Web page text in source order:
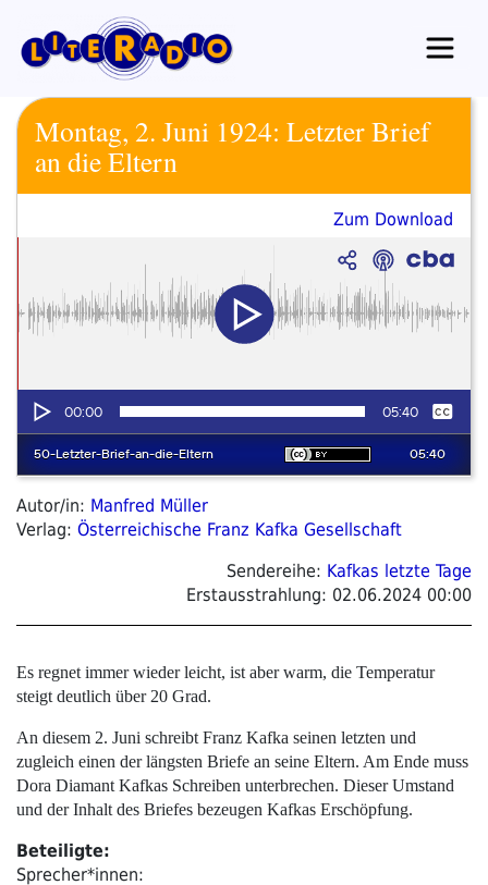
Inhalt
springen
Montag, 2. Juni 1924: Letzter Brief
an die Eltern
Zum Download
Autor/in: Manfred Müller
Verlag: Österreichische Franz Kafka Gesellschaft
Sendereihe: Kafkas letzte Tage
Erstausstrahlung: 02.06.2024 00:00
Es regnet immer wieder leicht, ist aber warm, die Temperatur
steigt deutlich über 20 Grad.
An diesem 2. Juni schreibt Franz Kafka seinen letzten und
zugleich einen der längsten Briefe an seine Eltern. Am Ende muss
Dora Diamant Kafkas Schreiben unterbrechen. Dieser Umstand
und der Inhalt des Briefes bezeugen Kafkas Erschöpfung.
Beteiligte:
Sprecher*innen: